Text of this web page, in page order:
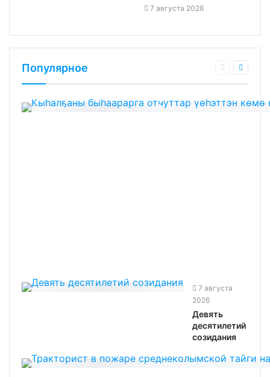
7 августа 2026
Популярное
7 августа
2026
Девять
десятилетий
созидания